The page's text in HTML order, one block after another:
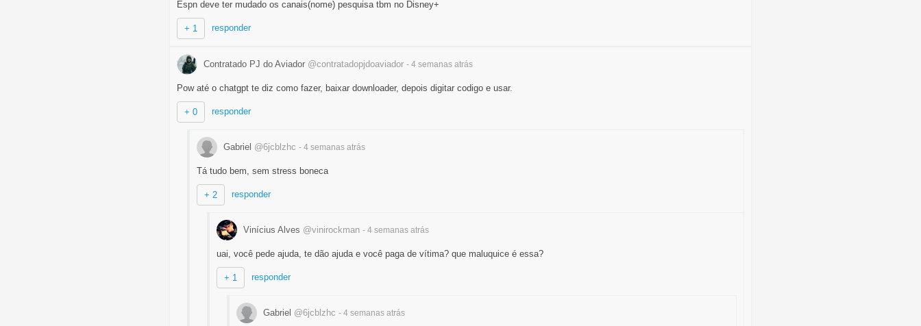
Espn deve ter mudado os canais(nome) pesquisa tbm no Disney+
+ 1 responder
Contratado PJ do Aviador @contratadopjdoaviador - 4 semanas atrás
Pow até o chatgpt te diz como fazer, baixar downloader, depois digitar codigo e usar.
+ 0 responder
Gabriel @6jcblzhc - 4 semanas atrás
Tá tudo bem, sem stress boneca
+ 2 responder
Vinícius Alves @vinirockman - 4 semanas atrás
uai, você pede ajuda, te dão ajuda e você paga de vítima? que maluquice é essa?
+ 1 responder
Gabriel @6jcblzhc - 4 semanas atrás